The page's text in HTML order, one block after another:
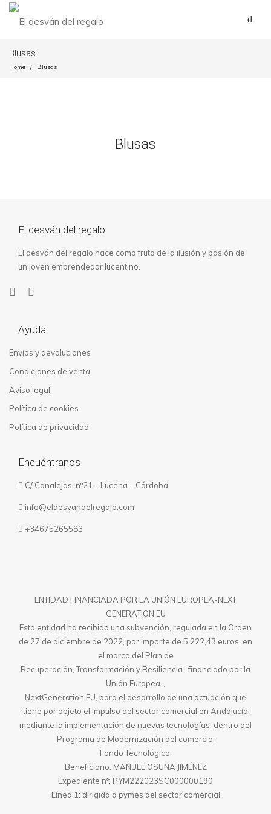
Blusas
Home / Blusas
Blusas
El desván del regalo
El desván del regalo nace como fruto de la ilusión y pasión de
un joven emprendedor lucentino.
Ayuda
Envíos y devoluciones
Condiciones de venta
Aviso legal
Política de cookies
Política de privacidad
Encuéntranos
C/ Canalejas, nº21 – Lucena – Córdoba.
info@eldesvandelregalo.com
+34675265583
ENTIDAD FINANCIADA POR LA UNIÓN EUROPEA-NEXT
GENERATION EU
Esta entidad ha recibido una subvención, regulada en la Orden
de 27 de diciembre de 2022, por importe de 5.222,43 euros, en
el marco del Plan de
Recuperación, Transformación y Resiliencia -financiado por la
Unión Europea-,
NextGeneration EU, para el desarrollo de una actuación que
tiene por objeto el impulso del sector comercial en Andalucía
mediante la implementación de nuevas tecnologías, dentro del
Programa de Modernización del comercio:
Fondo Tecnológico.
Beneficiario: MANUEL OSUNA JIMÉNEZ
Expediente nº: PYM222023SC000000190
Línea 1: dirigida a pymes del sector comercial